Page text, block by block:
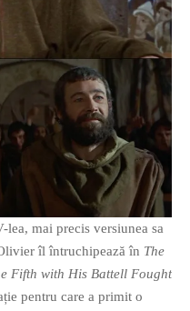
mai precis versiunea sa
îl întruchipează în The
Fifth with His Battell Fought
pentru care a primit o